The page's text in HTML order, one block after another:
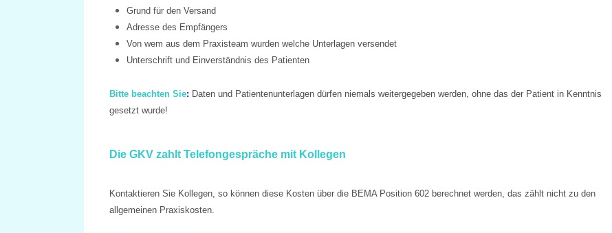
Grund für den Versand
Adresse des Empfängers
Von wem aus dem Praxisteam wurden welche Unterlagen versendet
Unterschrift und Einverständnis des Patienten
Bitte beachten Sie: Daten und Patientenunterlagen dürfen niemals weitergegeben werden, ohne das der Patient in Kenntnis
gesetzt wurde!
Die GKV zahlt Telefongespräche mit Kollegen
Kontaktieren Sie Kollegen, so können diese Kosten über die BEMA Position 602 berechnet werden, das zählt nicht zu den
allgemeinen Praxiskosten.